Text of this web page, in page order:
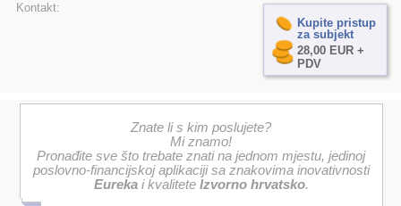
Kontakt:
Kupite pristup
za subjekt
28,00 EUR +
PDV
Znate li s kim poslujete?
Mi znamo!
Pronađite sve što trebate znati na jednom mjestu, jedinoj
poslovno-financijskoj aplikaciji sa znakovima inovativnosti
Eurekai kvalitete Izvorno hrvatsko.